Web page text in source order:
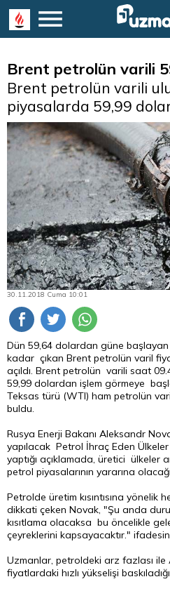
Brent petrolün varili
Brent petrolün varili
piyasalarda 59,99
30.11.2018 Cuma 10:01
Dün 59,64 dolardan güne
kadar çıkan Brent petrolün varil
açıldı. Brent petrolün varili saat
59,99 dolardan işlem görmeye
Teksas türü (WTI) ham petrolün
buldu.
Rusya Enerji Bakanı Aleksandr
yapılacak Petrol İhraç Eden
yaptığı açıklamada, üretici ülkeler
petrol piyasalarının yararına
Petrolde üretim kısıntısına yönelik
dikkati çeken Novak, "Şu anda
kısıtlama olacaksa bu öncelikle
çeyreklerini kapsayacaktır."
Uzmanlar, petroldeki arz fazlası
fiyatlardaki hızlı yükselişi